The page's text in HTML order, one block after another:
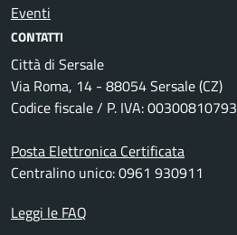
Eventi
CONTATTI
Città di Sersale
Via Roma, 14 - 88054 Sersale (CZ)
Codice fiscale / P. IVA: 00300810793
Posta Elettronica Certificata
Centralino unico: 0961 930911
Leggi le FAQ